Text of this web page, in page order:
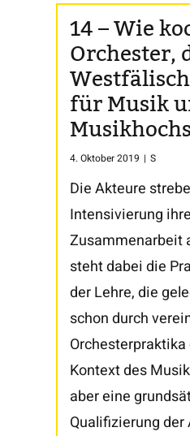
14 – Wie
Orchester,
für Musik
4. Oktober 2019 | S
Die Akteure
Intensivierung
Zusammenarbeit
steht dabei die
der Lehre, die
schon durch
Kontext des
aber eine
Qualifizierung der